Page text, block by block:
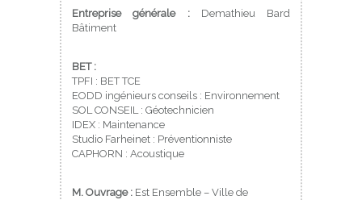
Entreprise générale : Demathieu Bard
Bâtiment
BET :
TPFI : BET TCE
EODD ingénieurs conseils : Environnement
SOL CONSEIL : Géotechnicien
IDEX : Maintenance
Studio Farheinet : Préventionniste
CAPHORN : Acoustique
M. Ouvrage : Est Ensemble – Ville de